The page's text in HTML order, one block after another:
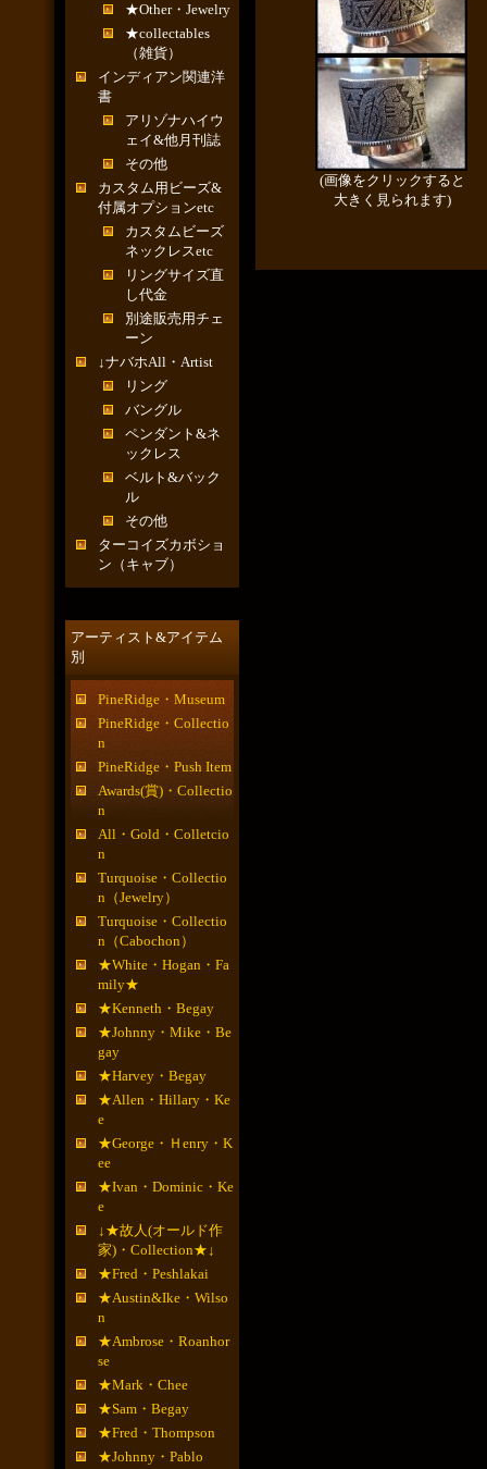
★Other・Jewelry
★collectables
（雑貨）
インディアン関連洋
書
アリゾナハイウ
ェイ&他月刊誌
その他
カスタム用ビーズ&
付属オプションetc
カスタムビーズ
ネックレスetc
リングサイズ直
し代金
別途販売用チェ
ーン
↓ナバホAll・Artist
リング
バングル
ペンダント&ネ
ックレス
ベルト&バック
ル
その他
ターコイズカボショ
ン（キャブ）
アーティスト&アイテム
別
PineRidge・Museum
PineRidge・Collectio
n
PineRidge・Push Item
Awards(賞)・Collectio
n
All・Gold・Colletcio
n
Turquoise・Collectio
n（Jewelry）
Turquoise・Collectio
n（Cabochon）
★White・Hogan・Fa
mily★
★Kenneth・Begay
★Johnny・Mike・Be
gay
★Harvey・Begay
★Allen・Hillary・Ke
e
★George・Ｈenry・K
ee
★Ivan・Dominic・Ke
e
↓★故人(オールド作
家)・Collection★↓
★Fred・Peshlakai
★Austin&Ike・Wilso
n
★Ambrose・Roanhor
se
★Mark・Chee
★Sam・Begay
★Fred・Thompson
★Johnny・Pablo
(画像をクリックすると
大きく見られます)